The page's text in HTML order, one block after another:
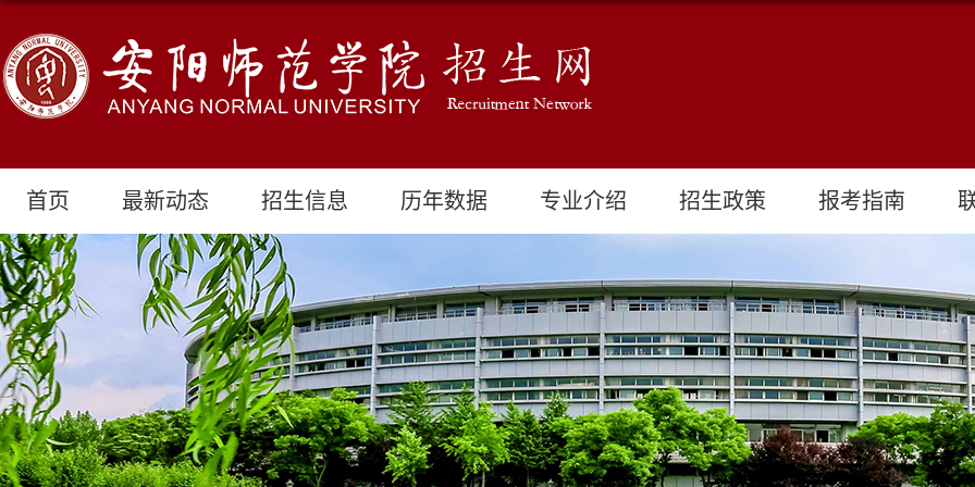
首页 最新动态 招生信息 历年数据 专业介绍 招生政策 报考指南